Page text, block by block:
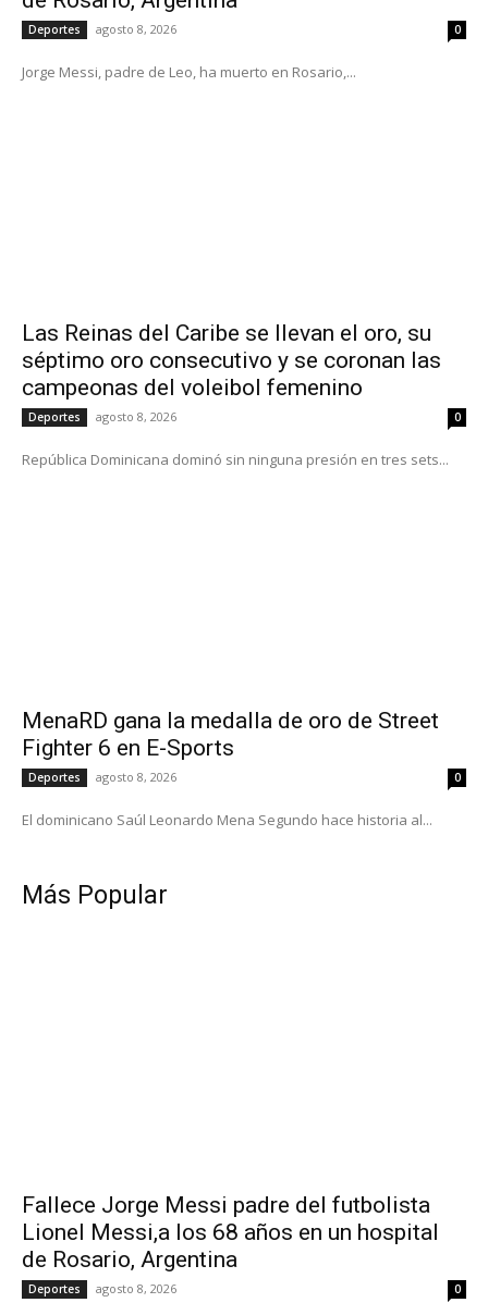
Deportes agosto 8, 2026 0
Jorge Messi, padre de Leo, ha muerto en Rosario,...
Las Reinas del Caribe se llevan el oro, su
séptimo oro consecutivo y se coronan las
campeonas del voleibol femenino
Deportes agosto 8, 2026 0
República Dominicana dominó sin ninguna presión en tres sets...
MenaRD gana la medalla de oro de Street
Fighter 6 en E-Sports
Deportes agosto 8, 2026 0
El dominicano Saúl Leonardo Mena Segundo hace historia al...
Más Popular
Fallece Jorge Messi padre del futbolista
Lionel Messi,a los 68 años en un hospital
de Rosario, Argentina
Deportes agosto 8, 2026 0